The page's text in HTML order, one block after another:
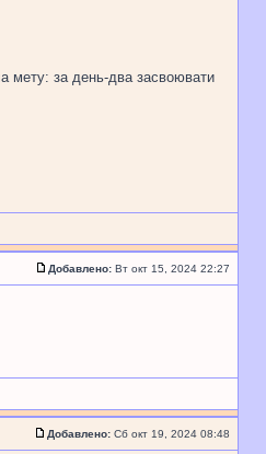
мету: за день-два засвоювати
Добавлено: Вт окт 15, 2024 22:27
Добавлено: Сб окт 19, 2024 08:48